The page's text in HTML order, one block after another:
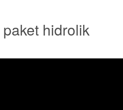
hidrolik